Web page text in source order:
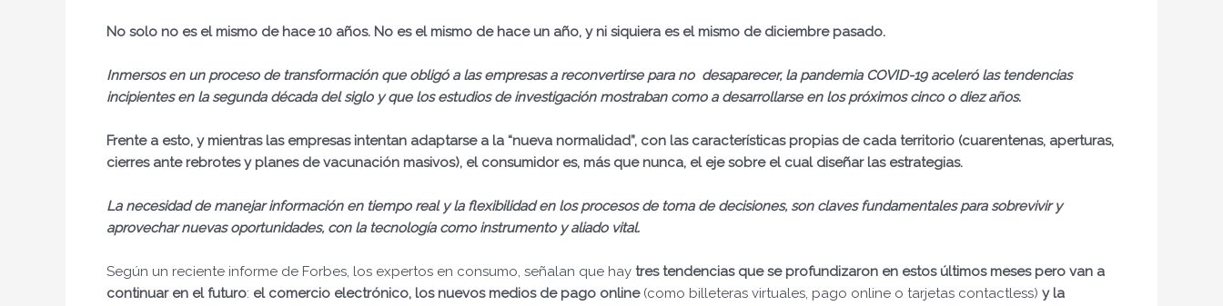
No solo no es el mismo de hace 10 años. No es el mismo de hace un año, y ni siquiera es el mismo de diciembre pasado.
Inmersos en un proceso de transformación que obligó a las empresas a reconvertirse para no desaparecer, la pandemia COVID-19 aceleró las tendencias
incipientes en la segunda década del siglo y que los estudios de investigación mostraban como a desarrollarse en los próximos cinco o diez años.
Frente a esto, y mientras las empresas intentan adaptarse a la “nueva normalidad”, con las características propias de cada territorio (cuarentenas, aperturas,
cierres ante rebrotes y planes de vacunación masivos), el consumidor es, más que nunca, el eje sobre el cual diseñar las estrategias.
La necesidad de manejar información en tiempo real y la flexibilidad en los procesos de toma de decisiones, son claves fundamentales para sobrevivir y
aprovechar nuevas oportunidades, con la tecnología como instrumento y aliado vital.
Según un reciente informe de Forbes, los expertos en consumo, señalan que hay tres tendencias que se profundizaron en estos últimos meses pero van a
continuar en el futuro: el comercio electrónico, los nuevos medios de pago online (como billeteras virtuales, pago online o tarjetas contactless) y la